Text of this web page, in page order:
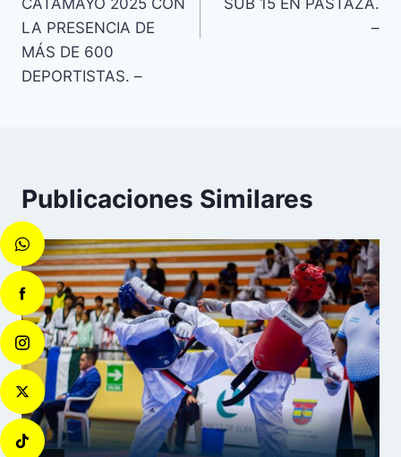
CATAMAYO 2025 CON
LA PRESENCIA DE
MÁS DE 600
DEPORTISTAS. –
SUB 15 EN PASTAZA.
–
Publicaciones Similares